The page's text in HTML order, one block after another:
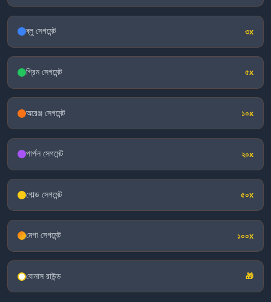
ব্লু সেগমেন্ট ৩x
গ্রিন সেগমেন্ট ৫x
অরেঞ্জ সেগমেন্ট ১০x
পার্পল সেগমেন্ট ২০x
গোল্ড সেগমেন্ট ৫০x
মেগা সেগমেন্ট ১০০x
বোনাস রাউন্ড 🎁